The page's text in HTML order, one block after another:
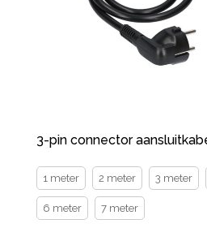
3-pin connector
1 meter 2 meter 3 meter
6 meter 7 meter